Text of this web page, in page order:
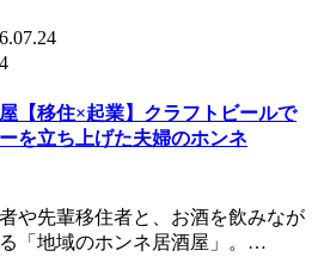
【移住×起業】クラフトビールで
を立ち上げた夫婦のホンネ
や先輩移住者と、お酒を飲みなが
「地域のホンネ居酒屋」。…